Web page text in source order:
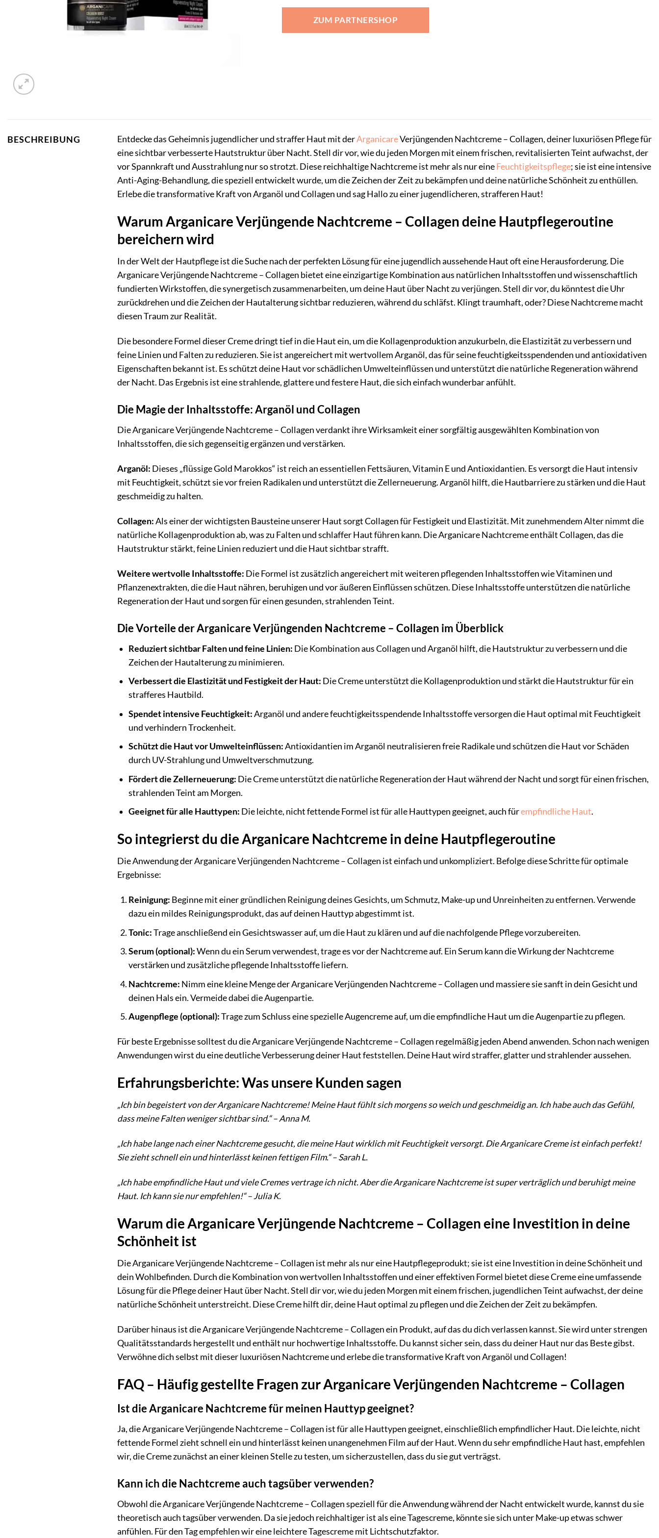
ZUM PARTNERSHOP
BESCHREIBUNG Entdecke das Geheimnis jugendlicher und straffer Haut mit derArganicareVerjüngenden Nachtcreme – Collagen, deiner luxuriösen Pflege für
eine sichtbar verbesserte Hautstruktur über Nacht. Stell dir vor, wie du jeden Morgen mit einem frischen, revitalisierten Teint aufwachst, der
vor Spannkraft und Ausstrahlung nur so strotzt. Diese reichhaltige Nachtcreme ist mehr als nur eineFeuchtigkeitspflege; sie ist eine intensive
Anti-Aging-Behandlung, die speziell entwickelt wurde, um die Zeichen der Zeit zu bekämpfen und deine natürliche Schönheit zu enthüllen.
Erlebe die transformative Kraft von Arganöl und Collagen und sag Hallo zu einer jugendlicheren, strafferen Haut!
Warum Arganicare Verjüngende Nachtcreme – Collagen deine Hautpflegeroutine
bereichern wird
In der Welt der Hautpflege ist die Suche nach der perfekten Lösung für eine jugendlich aussehende Haut oft eine Herausforderung. Die
Arganicare Verjüngende Nachtcreme – Collagen bietet eine einzigartige Kombination aus natürlichen Inhaltsstoffen und wissenschaftlich
fundierten Wirkstoffen, die synergetisch zusammenarbeiten, um deine Haut über Nacht zu verjüngen. Stell dir vor, du könntest die Uhr
zurückdrehen und die Zeichen der Hautalterung sichtbar reduzieren, während du schläfst. Klingt traumhaft, oder? Diese Nachtcreme macht
diesen Traum zur Realität.
Die besondere Formel dieser Creme dringt tief in die Haut ein, um die Kollagenproduktion anzukurbeln, die Elastizität zu verbessern und
feine Linien und Falten zu reduzieren. Sie ist angereichert mit wertvollem Arganöl, das für seine feuchtigkeitsspendenden und antioxidativen
Eigenschaften bekannt ist. Es schützt deine Haut vor schädlichen Umwelteinflüssen und unterstützt die natürliche Regeneration während
der Nacht. Das Ergebnis ist eine strahlende, glattere und festere Haut, die sich einfach wunderbar anfühlt.
Die Magie der Inhaltsstoffe: Arganöl und Collagen
Die Arganicare Verjüngende Nachtcreme – Collagen verdankt ihre Wirksamkeit einer sorgfältig ausgewählten Kombination von
Inhaltsstoffen, die sich gegenseitig ergänzen und verstärken.
Arganöl: Dieses „flüssige Gold Marokkos“ ist reich an essentiellen Fettsäuren, Vitamin E und Antioxidantien. Es versorgt die Haut intensiv
mit Feuchtigkeit, schützt sie vor freien Radikalen und unterstützt die Zellerneuerung. Arganöl hilft, die Hautbarriere zu stärken und die Haut
geschmeidig zu halten.
Collagen:Als einer der wichtigsten Bausteine unserer Haut sorgt Collagen für Festigkeit und Elastizität. Mit zunehmendem Alter nimmt die
natürliche Kollagenproduktion ab, was zu Falten und schlaffer Haut führen kann. Die Arganicare Nachtcreme enthält Collagen, das die
Hautstruktur stärkt, feine Linien reduziert und die Haut sichtbar strafft.
Weitere wertvolle Inhaltsstoffe: Die Formel ist zusätzlich angereichert mit weiteren pflegenden Inhaltsstoffen wie Vitaminen und
Pflanzenextrakten, die die Haut nähren, beruhigen und vor äußeren Einflüssen schützen. Diese Inhaltsstoffe unterstützen die natürliche
Regeneration der Haut und sorgen für einen gesunden, strahlenden Teint.
Die Vorteile der Arganicare Verjüngenden Nachtcreme – Collagen im Überblick
Reduziert sichtbar Falten und feine Linien: Die Kombination aus Collagen und Arganöl hilft, die Hautstruktur zu verbessern und die
Zeichen der Hautalterung zu minimieren.
Verbessert die Elastizität und Festigkeit der Haut: Die Creme unterstützt die Kollagenproduktion und stärkt die Hautstruktur für ein
strafferes Hautbild.
Spendet intensive Feuchtigkeit:Arganöl und andere feuchtigkeitsspendende Inhaltsstoffe versorgen die Haut optimal mit Feuchtigkeit
und verhindern Trockenheit.
Schützt die Haut vor Umwelteinflüssen:Antioxidantien im Arganöl neutralisieren freie Radikale und schützen die Haut vor Schäden
durch UV-Strahlung und Umweltverschmutzung.
Fördert die Zellerneuerung: Die Creme unterstützt die natürliche Regeneration der Haut während der Nacht und sorgt für einen frischen,
strahlenden Teint am Morgen.
Geeignet für alle Hauttypen: Die leichte, nicht fettende Formel ist für alle Hauttypen geeignet, auch fürempfindliche Haut.
So integrierst du die Arganicare Nachtcreme in deine Hautpflegeroutine
Die Anwendung der Arganicare Verjüngenden Nachtcreme – Collagen ist einfach und unkompliziert. Befolge diese Schritte für optimale
Ergebnisse:
Reinigung: Beginne mit einer gründlichen Reinigung deines Gesichts, um Schmutz, Make-up und Unreinheiten zu entfernen. Verwende
dazu ein mildes Reinigungsprodukt, das auf deinen Hauttyp abgestimmt ist.
Tonic:Trage anschließend ein Gesichtswasser auf, um die Haut zu klären und auf die nachfolgende Pflege vorzubereiten.
Serum (optional):Wenn du ein Serum verwendest, trage es vor der Nachtcreme auf. Ein Serum kann die Wirkung der Nachtcreme
verstärken und zusätzliche pflegende Inhaltsstoffe liefern.
Nachtcreme: Nimm eine kleine Menge der Arganicare Verjüngenden Nachtcreme – Collagen und massiere sie sanft in dein Gesicht und
deinen Hals ein. Vermeide dabei die Augenpartie.
Augenpflege (optional):Trage zum Schluss eine spezielle Augencreme auf, um die empfindliche Haut um die Augenpartie zu pflegen.
Für beste Ergebnisse solltest du die Arganicare Verjüngende Nachtcreme – Collagen regelmäßig jeden Abend anwenden. Schon nach wenigen
Anwendungen wirst du eine deutliche Verbesserung deiner Haut feststellen. Deine Haut wird straffer, glatter und strahlender aussehen.
Erfahrungsberichte: Was unsere Kunden sagen
„Ich bin begeistert von der Arganicare Nachtcreme! Meine Haut fühlt sich morgens so weich und geschmeidig an. Ich habe auch das Gefühl,
dass meine Falten weniger sichtbar sind.“ – Anna M.
„Ich habe lange nach einer Nachtcreme gesucht, die meine Haut wirklich mit Feuchtigkeit versorgt. Die Arganicare Creme ist einfach perfekt!
Sie zieht schnell ein und hinterlässt keinen fettigen Film.“ – Sarah L.
„Ich habe empfindliche Haut und viele Cremes vertrage ich nicht. Aber die Arganicare Nachtcreme ist super verträglich und beruhigt meine
Haut. Ich kann sie nur empfehlen!“ – Julia K.
Warum die Arganicare Verjüngende Nachtcreme – Collagen eine Investition in deine
Schönheit ist
Die Arganicare Verjüngende Nachtcreme – Collagen ist mehr als nur eine Hautpflegeprodukt; sie ist eine Investition in deine Schönheit und
dein Wohlbefinden. Durch die Kombination von wertvollen Inhaltsstoffen und einer effektiven Formel bietet diese Creme eine umfassende
Lösung für die Pflege deiner Haut über Nacht. Stell dir vor, wie du jeden Morgen mit einem frischen, jugendlichen Teint aufwachst, der deine
natürliche Schönheit unterstreicht. Diese Creme hilft dir, deine Haut optimal zu pflegen und die Zeichen der Zeit zu bekämpfen.
Darüber hinaus ist die Arganicare Verjüngende Nachtcreme – Collagen ein Produkt, auf das du dich verlassen kannst. Sie wird unter strengen
Qualitätsstandards hergestellt und enthält nur hochwertige Inhaltsstoffe. Du kannst sicher sein, dass du deiner Haut nur das Beste gibst.
Verwöhne dich selbst mit dieser luxuriösen Nachtcreme und erlebe die transformative Kraft von Arganöl und Collagen!
FAQ – Häufig gestellte Fragen zur Arganicare Verjüngenden Nachtcreme – Collagen
Ist die Arganicare Nachtcreme für meinen Hauttyp geeignet?
Ja, die Arganicare Verjüngende Nachtcreme – Collagen ist für alle Hauttypen geeignet, einschließlich empfindlicher Haut. Die leichte, nicht
fettende Formel zieht schnell ein und hinterlässt keinen unangenehmen Film auf der Haut. Wenn du sehr empfindliche Haut hast, empfehlen
wir, die Creme zunächst an einer kleinen Stelle zu testen, um sicherzustellen, dass du sie gut verträgst.
Kann ich die Nachtcreme auch tagsüber verwenden?
Obwohl die Arganicare Verjüngende Nachtcreme – Collagen speziell für die Anwendung während der Nacht entwickelt wurde, kannst du sie
theoretisch auch tagsüber verwenden. Da sie jedoch reichhaltiger ist als eine Tagescreme, könnte sie sich unter Make-up etwas schwer
anfühlen. Für den Tag empfehlen wir eine leichtere Tagescreme mit Lichtschutzfaktor.